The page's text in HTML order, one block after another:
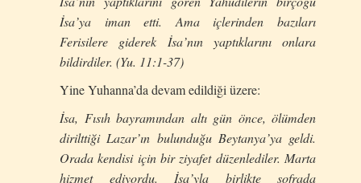
İsa’ya iman etti. Ama içlerinden bazıları
Ferisilere giderek İsa’nın yaptıklarını onlara
bildirdiler. (Yu. 11:1-37)
Yine Yuhanna’da devam edildiği üzere:
İsa, Fısıh bayramından altı gün önce, ölümden
dirilttiği Lazar’ın bulunduğu Beytanya’ya geldi.
Orada kendisi için bir ziyafet düzenlediler. Marta
hizmet ediyordu. İsa’yla birlikte sofrada